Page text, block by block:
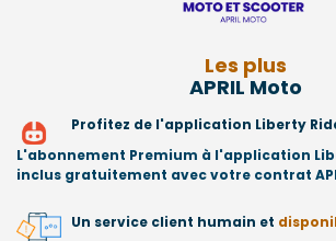
Les plus
APRIL Moto
Profitez de l'application Liberty
L'abonnement Premium à l'application
inclus gratuitement avec votre contrat
Un service client humain et